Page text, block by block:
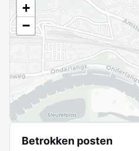
+
−
Betrokken posten